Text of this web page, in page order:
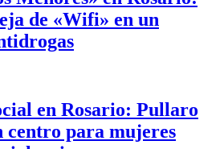
de «Wifi» en un
en Rosario: Pullaro
centro para mujeres